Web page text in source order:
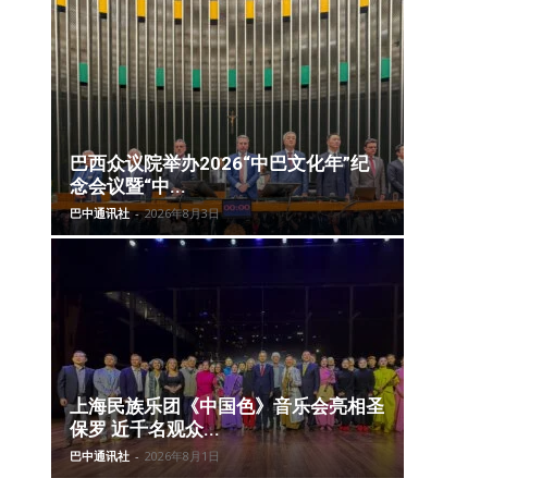
巴西众议院举办2026“中巴文化年”纪
念会议暨“中...
巴中通讯社 - 2026年8月3日
上海民族乐团《中国色》音乐会亮相圣
保罗 近千名观众...
巴中通讯社 - 2026年8月1日